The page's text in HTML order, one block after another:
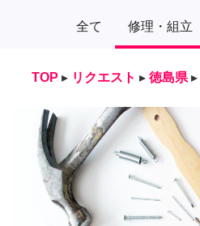
全て 修理・組立
TOP ▸ リクエスト ▸ 徳島県 ▸